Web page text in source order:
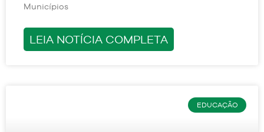
Municípios
LEIA NOTÍCIA COMPLETA
EDUCAÇÃO